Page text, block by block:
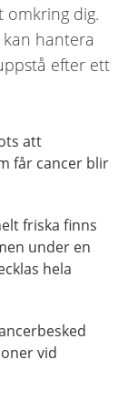
dig.
hantera
efter ett
att
får cancer blir
friska finns
under en
hela
vid